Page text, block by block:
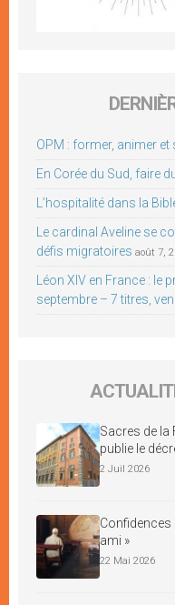
OPM : former, animer
En Corée du Sud, faire
L’hospitalité dans la
Le cardinal Aveline se
défis migratoires août 7,
Léon XIV en France : le
septembre – 7 titres,
Sacres de la
publie le
2 Juil 2026
Confidences
ami »
22 Mai 2026